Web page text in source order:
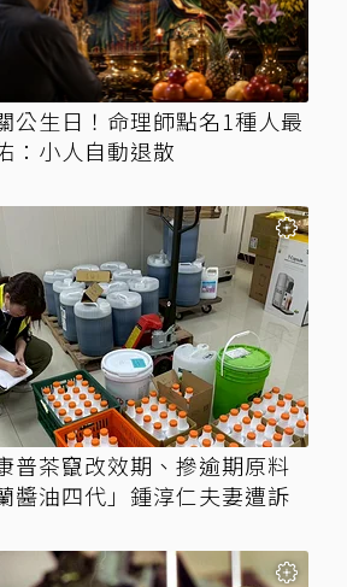
公生日！命理師點名1種人最
：小人自動退散
普茶竄改效期、摻逾期原料
醬油四代」鍾淳仁夫妻遭訴